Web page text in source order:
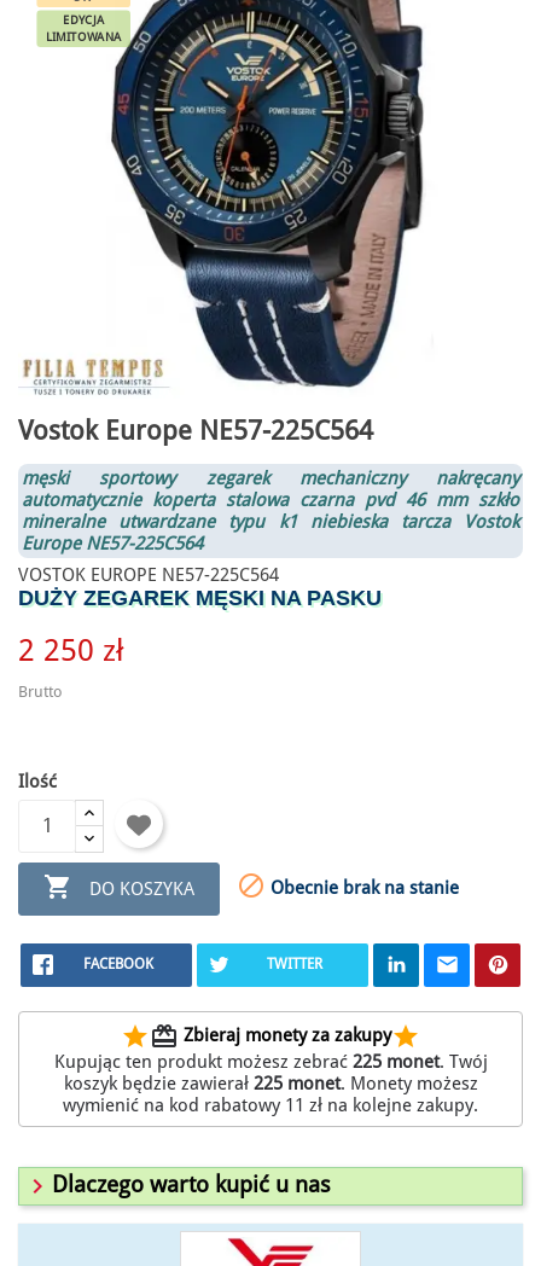
EDYCJA
LIMITOWANA
Vostok Europe NE57-225C564
męski sportowy zegarek mechaniczny nakręcany
automatycznie koperta stalowa czarna pvd 46 mm szkło
mineralne utwardzane typu k1 niebieska tarcza
Vostok
Europe NE57-225C564
VOSTOK EUROPE NE57-225C564
DUŻY ZEGAREK MĘSKI NA PASKU
2 250 zł
Brutto
Ilość
 DO KOSZYKA  Obecnie brak na stanie
FACEBOOK TWITTER
starredeem Zbieraj monety za zakupystar
Kupując ten produkt możesz zebrać 225monet. Twój
koszyk będzie zawierał 225monet. Monety możesz
wymienić na kod rabatowy 11 zł na kolejne zakupy.
 Dlaczego warto kupić u nas